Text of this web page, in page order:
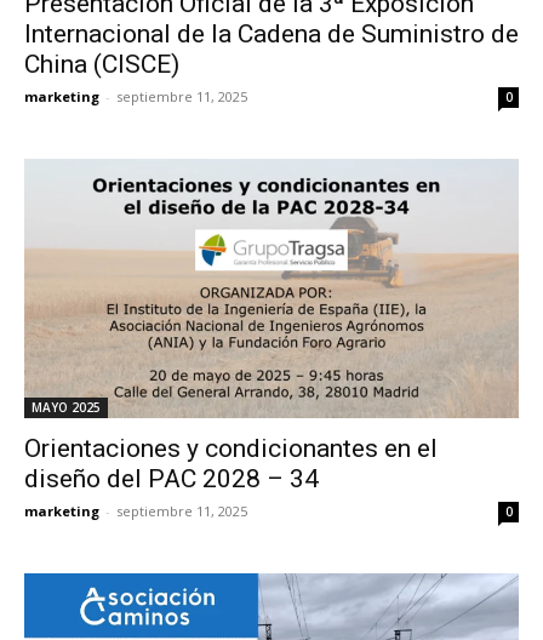
Internacional de la Cadena de Suministro de
China (CISCE)
marketing - septiembre 11, 2025 0
MAYO 2025
Orientaciones y condicionantes en el
diseño del PAC 2028 – 34
marketing - septiembre 11, 2025 0